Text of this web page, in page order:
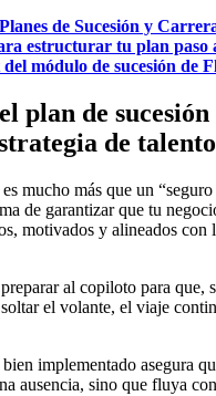
de Sucesión y
estructurar tu plan paso
módulo de sucesión de
plan de sucesión
de talento
es mucho más que un
de garantizar que tu
motivados y alineados con
al copiloto para que,
el volante, el viaje
implementado asegura
ausencia, sino que fluya